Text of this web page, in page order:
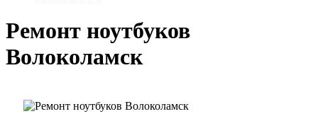
Ремонт ноутбуков
Волоколамск